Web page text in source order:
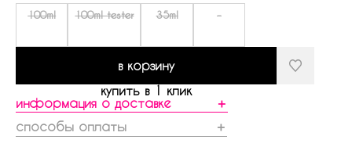
100ml 100ml tester 35ml -
в корзину
купить в 1 клик
информация о доставке
＋
способы оплаты
＋